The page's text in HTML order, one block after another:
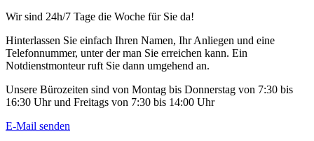
Wir sind 24h/7 Tage die Woche für Sie da!
Hinterlassen Sie einfach Ihren Namen, Ihr Anliegen und eine
Telefonnummer, unter der man Sie erreichen kann. Ein
Notdienstmonteur ruft Sie dann umgehend an.
Unsere Bürozeiten sind von Montag bis Donnerstag von 7:30 bis
16:30 Uhr und Freitags von 7:30 bis 14:00 Uhr
E-Mail senden